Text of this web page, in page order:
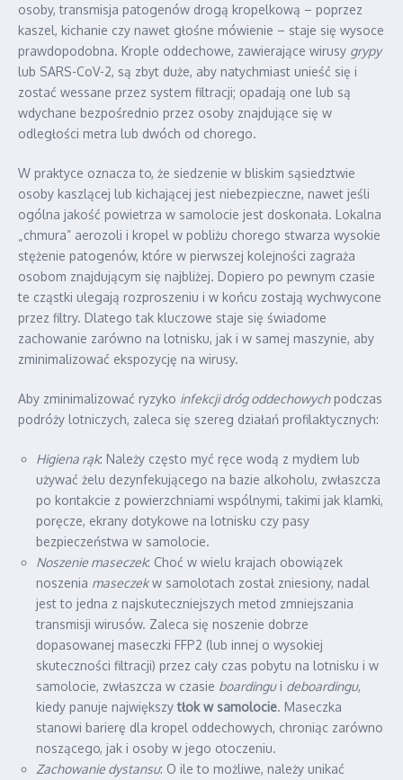
osoby, transmisja patogenów drogą kropelkową – poprzez
kaszel, kichanie czy nawet głośne mówienie – staje się wysoce
prawdopodobna. Krople oddechowe, zawierające wirusy grypy
lub SARS-CoV-2, są zbyt duże, aby natychmiast unieść się i
zostać wessane przez system filtracji; opadają one lub są
wdychane bezpośrednio przez osoby znajdujące się w
odległości metra lub dwóch od chorego.
W praktyce oznacza to, że siedzenie w bliskim sąsiedztwie
osoby kaszlącej lub kichającej jest niebezpieczne, nawet jeśli
ogólna jakość powietrza w samolocie jest doskonała. Lokalna
„chmura” aerozoli i kropel w pobliżu chorego stwarza wysokie
stężenie patogenów, które w pierwszej kolejności zagraża
osobom znajdującym się najbliżej. Dopiero po pewnym czasie
te cząstki ulegają rozproszeniu i w końcu zostają wychwycone
przez filtry. Dlatego tak kluczowe staje się świadome
zachowanie zarówno na lotnisku, jak i w samej maszynie, aby
zminimalizować ekspozycję na wirusy.
Aby zminimalizować ryzyko infekcji dróg oddechowychpodczas
podróży lotniczych, zaleca się szereg działań profilaktycznych:
Higiena rąk: Należy często myć ręce wodą z mydłem lub
używać żelu dezynfekującego na bazie alkoholu, zwłaszcza
po kontakcie z powierzchniami wspólnymi, takimi jak klamki,
poręcze, ekrany dotykowe na lotnisku czy pasy
bezpieczeństwa w samolocie.
Noszenie maseczek: Choć w wielu krajach obowiązek
noszenia maseczekw samolotach został zniesiony, nadal
jest to jedna z najskuteczniejszych metod zmniejszania
transmisji wirusów. Zaleca się noszenie dobrze
dopasowanej maseczki FFP2 (lub innej o wysokiej
skuteczności filtracji) przez cały czas pobytu na lotnisku i w
samolocie, zwłaszcza w czasie boardingui deboardingu,
kiedy panuje największytłok w samolocie. Maseczka
stanowi barierę dla kropel oddechowych, chroniąc zarówno
noszącego, jak i osoby w jego otoczeniu.
Zachowanie dystansu: O ile to możliwe, należy unikać